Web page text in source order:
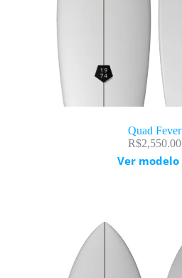
Quad Fever
R$2,550.00
Ver modelo